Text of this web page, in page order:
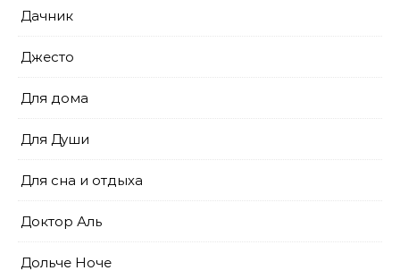
Дачник
Джесто
Для дома
Для Души
Для сна и отдыха
Доктор Аль
Дольче Ноче